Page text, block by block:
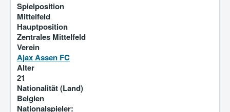
Spielposition
Mittelfeld
Hauptposition
Zentrales Mittelfeld
Verein
Ajax Assen FC
Alter
21
Nationalität (Land)
Belgien
Nationalspieler: